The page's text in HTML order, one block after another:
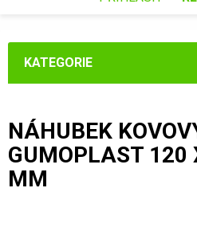
KATEGORIE
NÁHUBEK
GUMOPLAST 120
MM